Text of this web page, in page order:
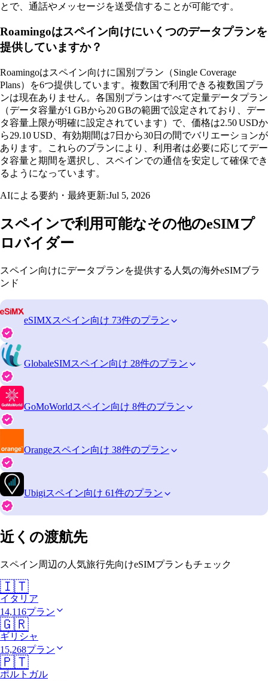
とで、通話やメッセージを送受信することが可能です。
Roamingoはスペイン向けにいくつのデータプランを
提供していますか？
Roamingoはスペイン向けに国別プラン（Single Coverage
Plans）を6つ提供しています。複数国で利用できる複数国プラ
ンは現在ありません。各国別プランはすべて定量データプラン
（データ容量が1 GBから20 GBの範囲で設定されており、デー
タ容量上限が明確に設定されています）で、価格は2.50 USDか
ら29.10 USD、有効期間は7日から30日の間でバリエーションが
あります。これらのプランにより、利用者は必要に応じてデー
タ容量と期間を選択し、スペインでの通信を安定して確保でき
るようになっています。
AIによる要約・最終更新:Jul 5, 2026
スペインで利用可能なその他のeSIMプ
ロバイダー
スペイン向けにデータプランを提供する人気の海外eSIMブラ
ンド
eSIMXスペイン向け 73件のプラン
GlobaleSIMスペイン向け 28件のプラン
GoMoWorldスペイン向け 8件のプラン
Orangeスペイン向け 38件のプラン
Ubigiスペイン向け 61件のプラン
近くの渡航先
スペイン周辺の人気旅行先向けeSIMプランもチェック
🇮🇹
イタリア
14,116プラン
🇬🇷
ギリシャ
15,268プラン
🇵🇹
ポルトガル